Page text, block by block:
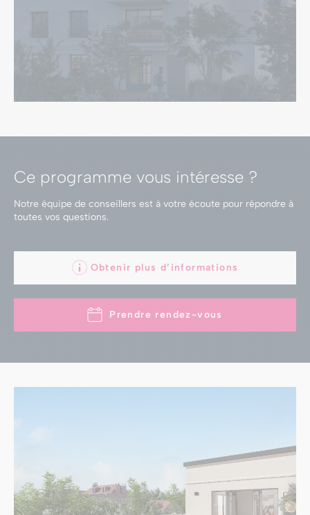
Ce programme vous intéresse ?
Notre équipe de conseillers est à votre écoute pour répondre à
toutes vos questions.
Obtenir plus d’informations
Prendre rendez-vous